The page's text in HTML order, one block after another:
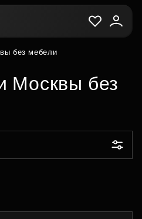
без мебели
Москвы без